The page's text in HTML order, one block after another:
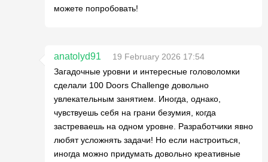
можете попробовать!
anatolyd91
19 February 2026 17:54
Загадочные уровни и интересные головоломки
сделали 100 Doors Challenge довольно
увлекательным занятием. Иногда, однако,
чувствуешь себя на грани безумия, когда
застреваешь на одном уровне. Разработчики явно
любят усложнять задачи! Но если настроиться,
иногда можно придумать довольно креативные